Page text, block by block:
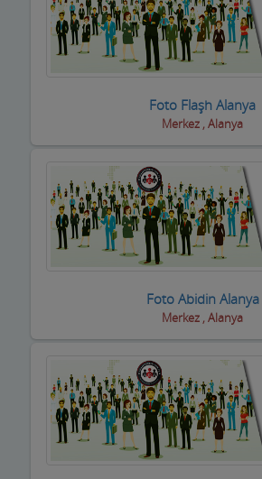
inşaat ve yapı ustaları
internet Cafeler ve Oyun salonları
ithalat ihracat Firmaları
Jeneratör Sistemleri
Kahvehane Kıraathane Nargile Cafe
Kargo ve Nakliye Şirketleri
Kasaplar
Kitap ve Kırtasiyeciler
Klimacılar
Koltuk Döşeme
Foto Flaşh Alanya
Merkez , Alanya
Foto Abidin Alanya
Merkez , Alanya